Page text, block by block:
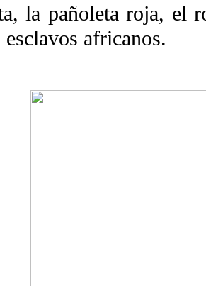
la pañoleta roja, el
esclavos africanos.